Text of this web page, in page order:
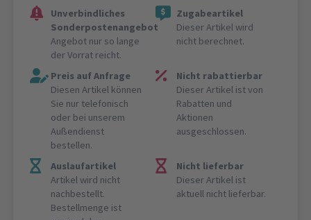
Unverbindliches
Sonderpostenangebot
Angebot nur so lange
der Vorrat reicht.
Zugabeartikel
Dieser Artikel wird
nicht berechnet.
Preis auf Anfrage
Diesen Artikel können
Sie nur telefonisch
oder bei unserem
Außendienst
bestellen.
Nicht rabattierbar
Dieser Artikel ist von
Rabatten und
Aktionen
ausgeschlossen.
Auslaufartikel
Artikel wird nicht
nachbestellt.
Bestellmenge ist
Nicht lieferbar
Dieser Artikel ist
aktuell nicht lieferbar.